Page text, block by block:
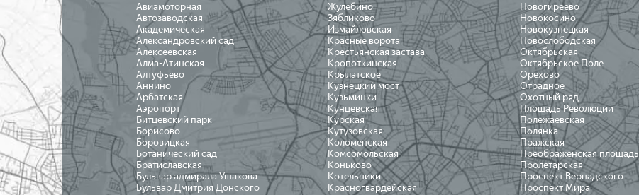
Авиамоторная
Автозаводская
Академическая
Александровский сад
Алексеевская
Алма-Атинская
Алтуфьево
Аннино
Арбатская
Аэропорт
Битцевский парк
Борисово
Боровицкая
Ботанический сад
Братиславская
Бульвар адмирала Ушакова
Бульвар Дмитрия Донского
Жулебино
Зябликово
Измайловская
Красные ворота
Крестьянская застава
Кропоткинская
Крылатское
Кузнецкий мост
Кузьминки
Кунцевская
Курская
Кутузовская
Коломенская
Комсомольская
Коньково
Котельники
Красногвардейская
Новогиреево
Новокосино
Новокузнецкая
Новослободская
Октябрьская
Октябрьское Поле
Орехово
Отрадное
Охотный ряд
Площадь Революции
Полежаевская
Полянка
Пражская
Преображенская площадь
Пролетарская
Проспект Вернадского
Проспект Мира